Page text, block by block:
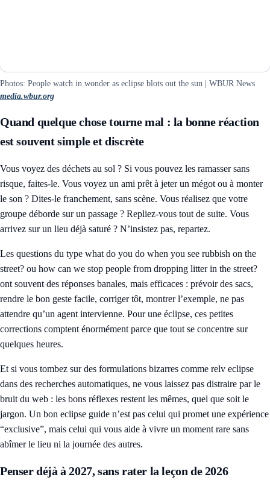
Photos: People watch in wonder as eclipse blots out the sun | WBUR News
media.wbur.org
Quand quelque chose tourne mal : la bonne réaction
est souvent simple et discrète
Vous voyez des déchets au sol ? Si vous pouvez les ramasser sans
risque, faites-le. Vous voyez un ami prêt à jeter un mégot ou à monter
le son ? Dites-le franchement, sans scène. Vous réalisez que votre
groupe déborde sur un passage ? Repliez-vous tout de suite. Vous
arrivez sur un lieu déjà saturé ? N’insistez pas, repartez.
Les questions du type what do you do when you see rubbish on the
street? ou how can we stop people from dropping litter in the street?
ont souvent des réponses banales, mais efficaces : prévoir des sacs,
rendre le bon geste facile, corriger tôt, montrer l’exemple, ne pas
attendre qu’un agent intervienne. Pour une éclipse, ces petites
corrections comptent énormément parce que tout se concentre sur
quelques heures.
Et si vous tombez sur des formulations bizarres comme relv eclipse
dans des recherches automatiques, ne vous laissez pas distraire par le
bruit du web : les bons réflexes restent les mêmes, quel que soit le
jargon. Un bon eclipse guide n’est pas celui qui promet une expérience
“exclusive”, mais celui qui vous aide à vivre un moment rare sans
abîmer le lieu ni la journée des autres.
Penser déjà à 2027, sans rater la leçon de 2026